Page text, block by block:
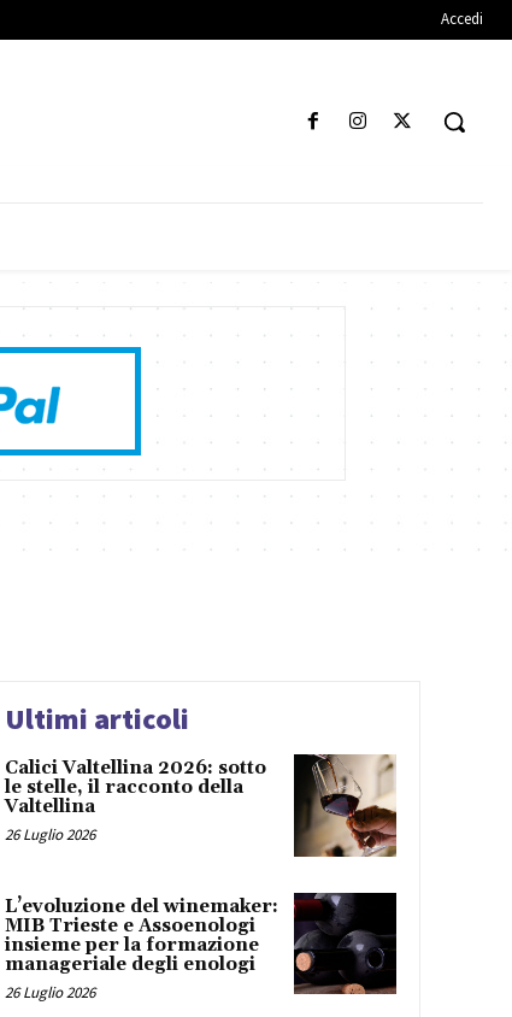
Accedi
Ultimi articoli
Calici Valtellina 2026: sotto
le stelle, il racconto della
Valtellina
26 Luglio 2026
L’evoluzione del winemaker:
MIB Trieste e Assoenologi
insieme per la formazione
manageriale degli enologi
26 Luglio 2026